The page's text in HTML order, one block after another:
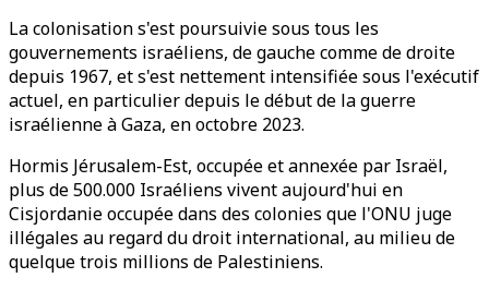
La colonisation s'est poursuivie sous tous les
gouvernements israéliens, de gauche comme de droite
depuis 1967, et s'est nettement intensifiée sous l'exécutif
actuel, en particulier depuis le début de la guerre
israélienne à Gaza, en octobre 2023.
Hormis Jérusalem-Est, occupée et annexée par Israël,
plus de 500.000 Israéliens vivent aujourd'hui en
Cisjordanie occupée dans des colonies que l'ONU juge
illégales au regard du droit international, au milieu de
quelque trois millions de Palestiniens.